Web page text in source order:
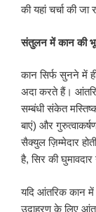
की यहां चर्चा की जा
संतुलन में कान की
कान सिर्फ सुनने में
अदा करते हैं।
सम्बंधी संकेत
बाएं) और
सैक्युल ज़िम्मेदार
है, सिर की
यदि आंतरिक कान में
उदाहरण के लिए